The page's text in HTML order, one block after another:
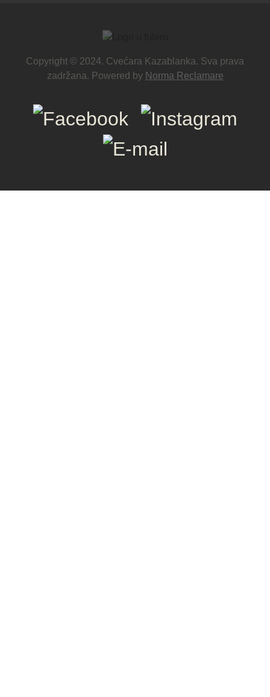
Copyright © 2024. Cvećara Kazablanka. Sva prava
zadržana. Powered by Norma Reclamare